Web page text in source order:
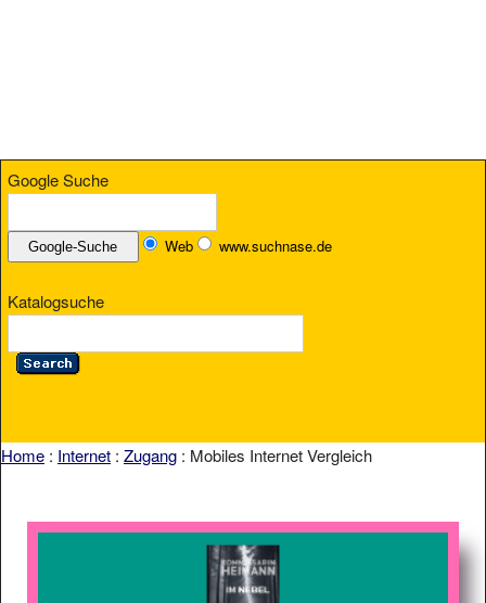
Google Suche
Web www.suchnase.de
Katalogsuche
Home : Internet : Zugang : Mobiles Internet Vergleich